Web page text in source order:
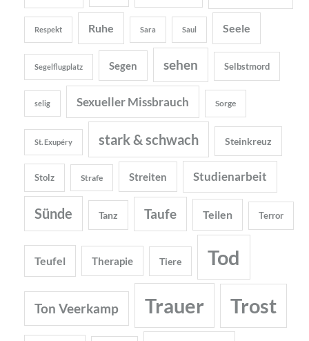
Respekt Ruhe Sara Saul Seele
Segelflugplatz Segen sehen Selbstmord
selig Sexueller Missbrauch Sorge
St. Exupéry stark & schwach Steinkreuz
Stolz Strafe Streiten Studienarbeit
Sünde Tanz Taufe Teilen Terror
Teufel Therapie Tiere Tod
Ton Veerkamp Trauer Trost